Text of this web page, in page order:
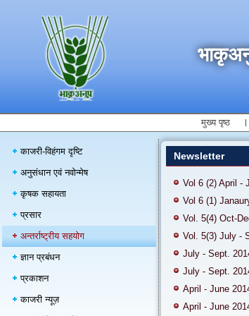
मुख्य पृष्ठ
काजरी-विहंगम दृष्टि
अनुसंधान एवं नवोन्मेष
कृषक सहायता
प्रसार
अन्तर्राष्ट्रीय सहयोग
ज्ञान प्रबंधन
प्रकाशन
काजरी न्यूज़
Newsletter
Vol 6 (2) April -
Vol 6 (1)
Vol. 5(4) Oct-
Vol. 5(3) July -
July - Sept.
July - Sept.
April - June
April - June